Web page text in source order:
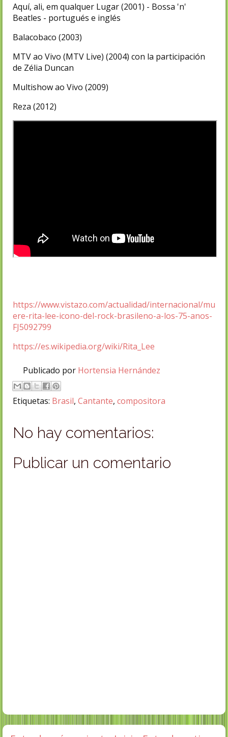
Aquí, ali, em qualquer Lugar (2001) - Bossa 'n'
Beatles - portugués e inglés
Balacobaco (2003)
MTV ao Vivo (MTV Live) (2004) con la participación
de Zélia Duncan
Multishow ao Vivo (2009)
Reza (2012)
https://www.vistazo.com/actualidad/internacional/mu
ere-rita-lee-icono-del-rock-brasileno-a-los-75-anos-
FJ5092799
https://es.wikipedia.org/wiki/Rita_Lee
Publicado por Hortensia Hernández
Etiquetas: Brasil, Cantante, compositora
No hay comentarios:
Publicar un comentario